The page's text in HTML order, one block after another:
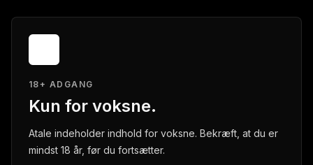
18+ ADGANG
Kun for voksne.
Atale indeholder indhold for voksne. Bekræft, at du er
mindst 18 år, før du fortsætter.